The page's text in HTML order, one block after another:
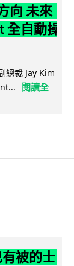
向 未來
全自動操
總裁 Jay Kim
閱讀全
被的士